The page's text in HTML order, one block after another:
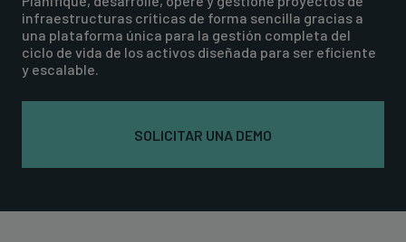
infraestructuras críticas de forma sencilla gracias a
una plataforma única para la gestión completa del
ciclo de vida de los activos diseñada para ser eficiente
y escalable.
SOLICITAR UNA DEMO